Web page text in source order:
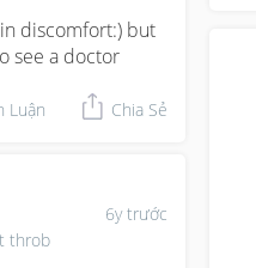
in discomfort:) but
see a doctor
Luận Chia Sẻ
6y trước
throb